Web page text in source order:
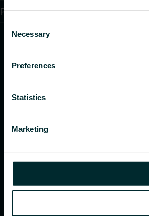
Selection
Necessary
Preferences
Statistics
Marketing
Purchase terms and conditions